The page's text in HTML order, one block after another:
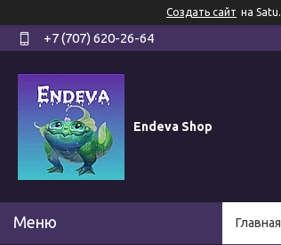
Создать сайт на
+7 (707) 620-26-64
Endeva Shop
Главная